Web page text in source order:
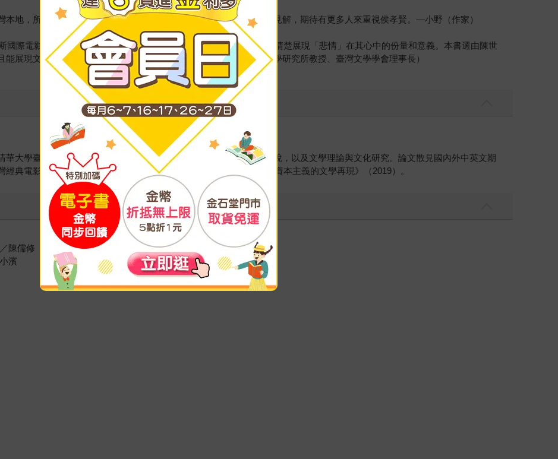
地，所以這本書的誕生是非常重要的，尤其是書中提及很多創新的見解，期待有更多人來重視侯孝賢。—小野（作家）
國際電影節金獅獎，並以「悲情」為島嶼定義、為影片命名時，就已清楚展現「悲情」在其心中的份量和意義。本書選由陳世
展現文學人解讀電影文本的慧心。—黃美娥（國立臺灣大學臺灣文學研究所教授、臺灣文學學會理事長）
華大學臺灣文學研究所教授，主要研究領域為臺灣電影、臺灣戰後小說，以及文學理論與文化研究。論文散見國內外中英文期
典電影》（2015）和學術專書《階級攸關：國族論述、性別政治與資本主義的文學再現》（2019）。
陳儒修
濱